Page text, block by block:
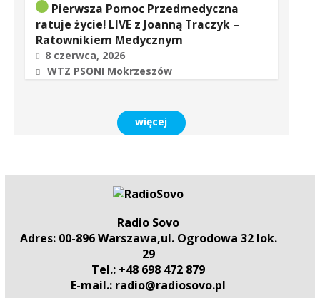
Pierwsza Pomoc Przedmedyczna
ratuje życie! LIVE z Joanną Traczyk –
Ratownikiem Medycznym
8 czerwca, 2026
WTZ PSONI Mokrzeszów
więcej
Radio Sovo
Adres: 00-896 Warszawa,ul. Ogrodowa 32 lok.
29
Tel.: +48 698 472 879
E-mail.: radio@radiosovo.pl